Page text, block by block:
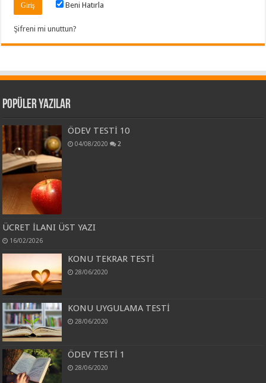
Beni Hatırla
Şifreni mi unuttun?
Popüler Yazılar
ÖDEV TESTİ 10
04/08/2020 2
ÜCRET İLANI ÜST YAZI
16/02/2026
KONU TEKRAR TESTİ
28/06/2020
KONU UYGULAMA TESTİ
28/06/2020
ÖDEV TESTİ 1
28/06/2020